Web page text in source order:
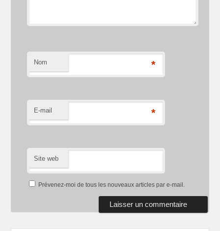
Nom *
E-mail *
Site web
Prévenez-moi de tous les nouveaux articles par e-mail.